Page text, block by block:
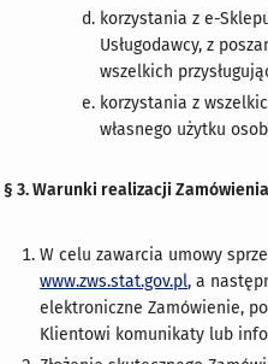
korzystania z e-
Usługodawcy, z
wszelkich
korzystania z
własnego użytku
§ 3. Warunki realizacji Zamówienia
W celu zawarcia umowy
www.zws.stat.gov.pl, a
elektroniczne Zamówienie,
Klientowi komunikaty lub